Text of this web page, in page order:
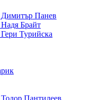
Димитър Панев
Брайт
Турийска
Пантилеев